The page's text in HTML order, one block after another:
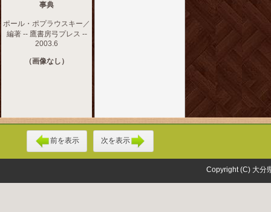
事典
ポール・ポプラウスキー／
編著 -- 鷹書房弓プレス --
2003.6
（画像なし）
前を表示 次を表示
Copyright (C) 大分